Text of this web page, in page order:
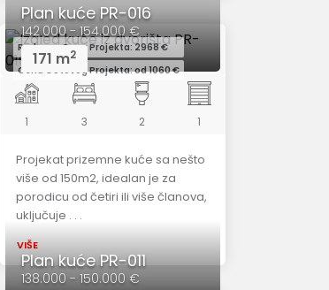
Redovna Cena Projekta: 2968 €
Cena Gotovog Projekta: od 1060 €
Plan kuće PR-016
142.000 - 154.000 €
171 m2
1 3 2 1
Projekat prizemne kuće sa nešto
više od 150m2, idealan je za
porodicu od četiri ili više članova,
uključuje . . .
VIŠE
Plan kuće PR-011
138.000 - 150.000 €